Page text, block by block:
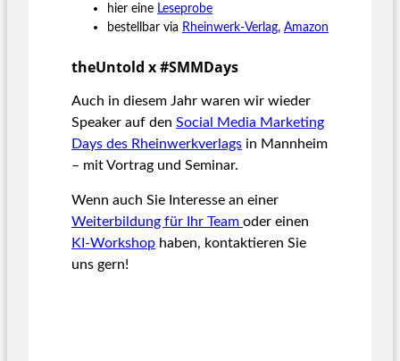
hier eine Leseprobe
bestellbar via Rheinwerk-Verlag, Amazon
theUntold x #SMMDays
Auch in diesem Jahr waren wir wieder
Speaker auf den Social Media Marketing
Days des Rheinwerkverlags in Mannheim
– mit Vortrag und Seminar.
Wenn auch Sie Interesse an einer
Weiterbildung für Ihr Team oder einen
KI-Workshop haben, kontaktieren Sie
uns gern!